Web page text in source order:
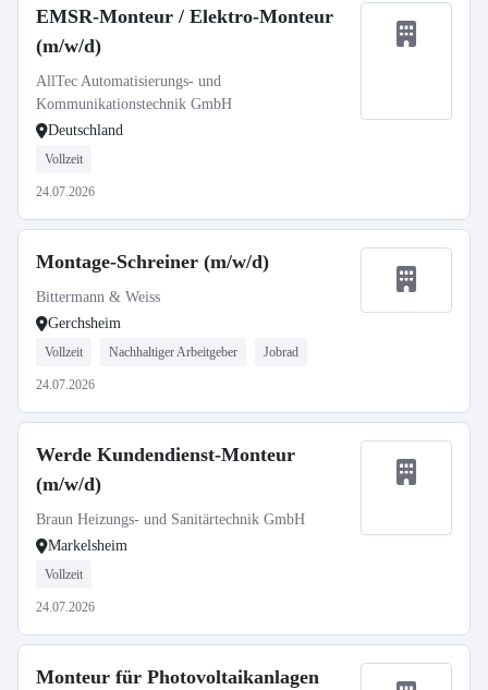
EMSR-Monteur / Elektro-Monteur
(m/w/d)
AllTec Automatisierungs- und
Kommunikationstechnik GmbH
Deutschland
Vollzeit
24.07.2026
Montage-Schreiner (m/w/d)
Bittermann & Weiss
Gerchsheim
Vollzeit Nachhaltiger Arbeitgeber Jobrad
24.07.2026
Werde Kundendienst-Monteur
(m/w/d)
Braun Heizungs- und Sanitärtechnik GmbH
Markelsheim
Vollzeit
24.07.2026
Monteur für Photovoltaikanlagen